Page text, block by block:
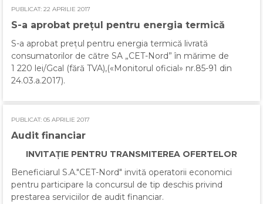
S-a aprobat preţul pentru energia termică
PUBLICAT: 22 APRILIE 2017
S-a aprobat preţul pentru energia termică livrată
consumatorilor de către SA „CET-Nord” în mărime de
1 220 lei/Gcal (fără TVA),(«Monitorul oficial» nr.85-91 din
24.03.a.2017).
Audit financiar
PUBLICAT: 05 APRILIE 2017
INVITAȚIE PENTRU TRANSMITEREA OFERTELOR
Beneficiarul S.A."CET-Nord" invită operatorii economici
pentru participare la concursul de tip deschis privind
prestarea serviciilor de audit financiar.